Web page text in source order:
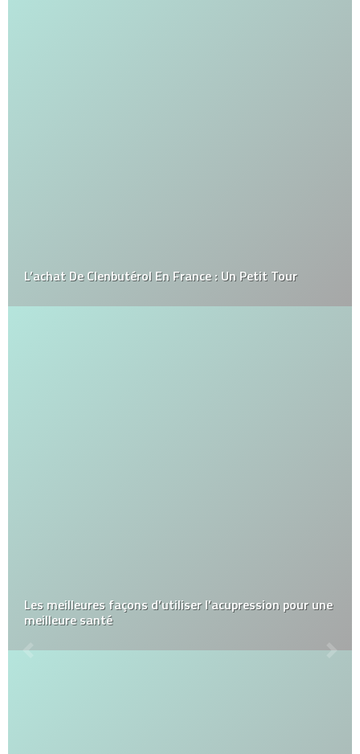
L’achat De Clenbutérol En France : Un Petit Tour
Les meilleures façons d’utiliser l’acupression pour une
meilleure santé